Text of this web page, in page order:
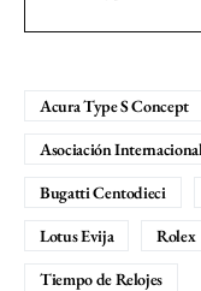
Acura Type S Concept
Asociación
Bugatti Centodieci
Lotus Evija
Rolex
Tiempo de Relojes